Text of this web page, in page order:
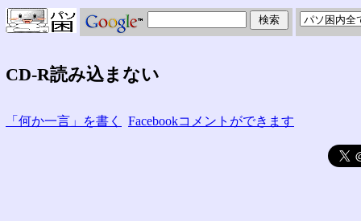
CD-R読み込まない
「何か一言」を書く Facebookコメントができます